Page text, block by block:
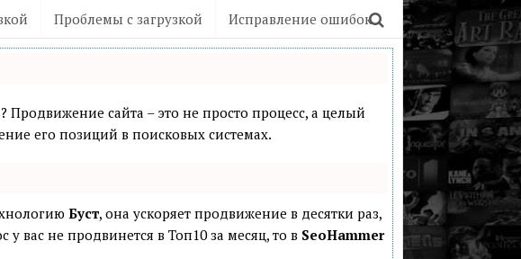
Проблемы с загрузкой Исправление ошибок
Продвижение сайта – это не просто процесс, а целый
его позиций в поисковых системах.
Буст, она ускоряет продвижение в десятки раз,
вас не продвинется в Топ10 за месяц, то в SeoHammer